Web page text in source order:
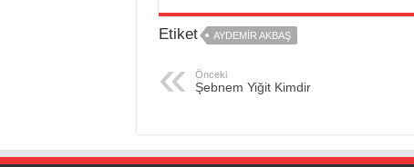
Etiket AYDEMIR AKBAŞ
Önceki
Şebnem Yiğit Kimdir